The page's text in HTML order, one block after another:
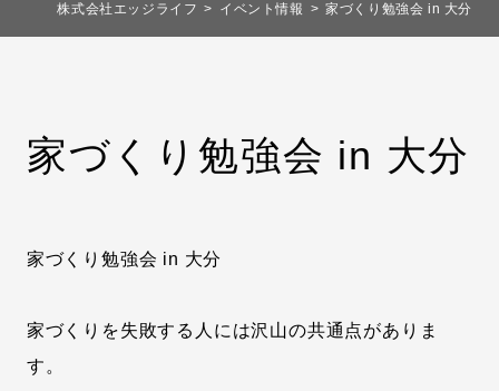
株式会社エッジライフ イベント情報 家づくり勉強会 in 大分
家づくり勉強会 in 大分
家づくり勉強会 in 大分
家づくりを失敗する人には沢山の共通点がありま
す。